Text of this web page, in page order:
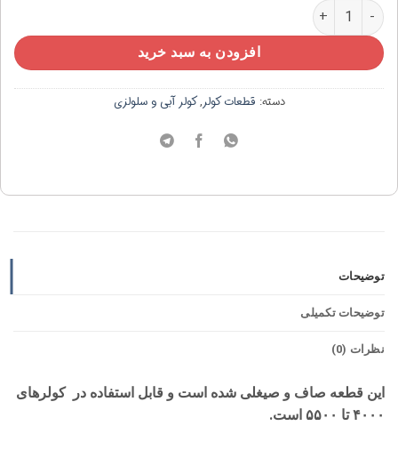
شفت کولرآبی ۴۰۰۰ الئ ۵۵۰۰ عدد
افزودن به سبد خرید
دسته: قطعات کولر,کولر آبی و سلولزی
توضیحات
توضیحات تکمیلی
نظرات (0)
این قطعه صاف و صیغلی شده است و قابل استفاده در کولرهای
۴۰۰۰ تا ۵۵۰۰ است.